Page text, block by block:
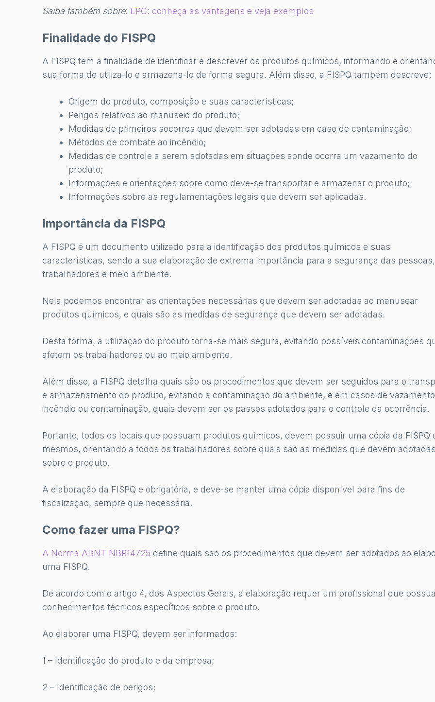
Saiba também sobre: EPC: conheça as vantagens e veja exemplos
Finalidade do FISPQ
A FISPQ tem a finalidade de identificar e descrever os produtos químicos, informando e
sua forma de utiliza-lo e armazena-lo de forma segura. Além disso, a FISPQ também descreve:
Origem do produto, composição e suas características;
Perigos relativos ao manuseio do produto;
Medidas de primeiros socorros que devem ser adotadas em caso de contaminação;
Métodos de combate ao incêndio;
Medidas de controle a serem adotadas em situações aonde ocorra um vazamento do
produto;
Informações e orientações sobre como deve-se transportar e armazenar o produto;
Informações sobre as regulamentações legais que devem ser aplicadas.
Importância da FISPQ
A FISPQ é um documento utilizado para a identificação dos produtos químicos e suas
características, sendo a sua elaboração de extrema importância para a segurança das pessoas,
trabalhadores e meio ambiente.
Nela podemos encontrar as orientações necessárias que devem ser adotadas ao manusear
produtos químicos, e quais são as medidas de segurança que devem ser adotadas.
Desta forma, a utilização do produto torna-se mais segura, evitando possíveis contaminações
afetem os trabalhadores ou ao meio ambiente.
Além disso, a FISPQ detalha quais são os procedimentos que devem ser seguidos para o
e armazenamento do produto, evitando a contaminação do ambiente, e em casos de
incêndio ou contaminação, quais devem ser os passos adotados para o controle da ocorrência.
Portanto, todos os locais que possuam produtos químicos, devem possuir uma cópia da FISPQ
mesmos, orientando a todos os trabalhadores sobre quais são as medidas que devem
sobre o produto.
A elaboração da FISPQ é obrigatória, e deve-se manter uma cópia disponível para fins de
fiscalização, sempre que necessária.
Como fazer uma FISPQ?
A Norma ABNT NBR14725 define quais são os procedimentos que devem ser adotados ao
uma FISPQ.
De acordo com o artigo 4, dos Aspectos Gerais, a elaboração requer um profissional que
conhecimentos técnicos específicos sobre o produto.
Ao elaborar uma FISPQ, devem ser informados:
1 – Identificação do produto e da empresa;
2 – Identificação de perigos;